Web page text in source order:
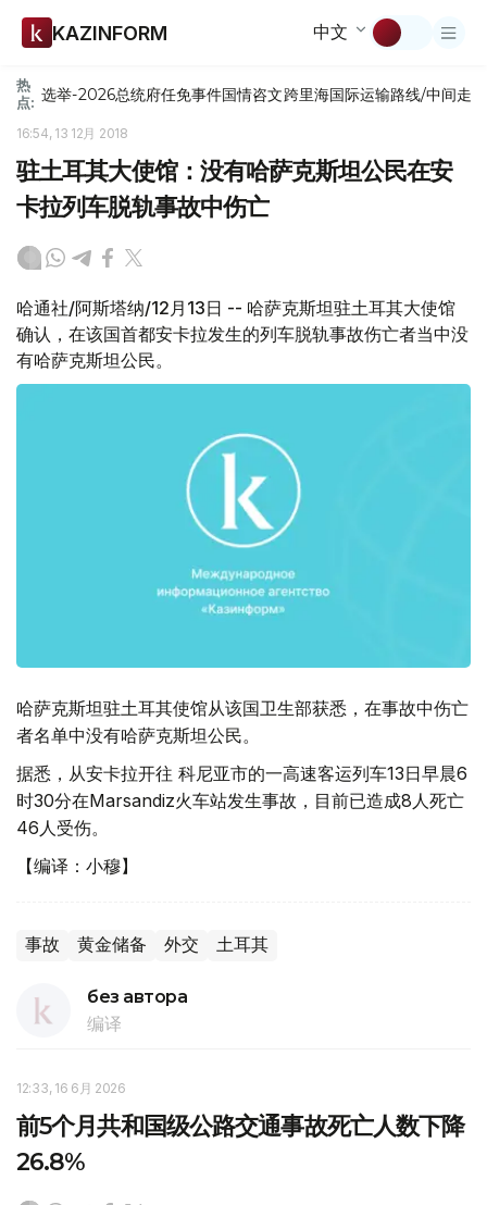
KAZINFORM 中文
热
点: 选举-2026总统府任免事件国情咨文跨里海国际运输路线/中间走廊
16:54, 13 12月 2018
驻土耳其大使馆：没有哈萨克斯坦公民在安
卡拉列车脱轨事故中伤亡
哈通社/阿斯塔纳/12月13日 -- 哈萨克斯坦驻土耳其大使馆
确认，在该国首都安卡拉发生的列车脱轨事故伤亡者当中没
有哈萨克斯坦公民。
哈萨克斯坦驻土耳其使馆从该国卫生部获悉，在事故中伤亡
者名单中没有哈萨克斯坦公民。
据悉，从安卡拉开往 科尼亚市的一高速客运列车13日早晨6
时30分在Marsandiz火车站发生事故，目前已造成8人死亡
46人受伤。
【编译：小穆】
事故 黄金储备 外交 土耳其
без автора
编译
12:33, 16 6月 2026
前5个月共和国级公路交通事故死亡人数下降
26.8%